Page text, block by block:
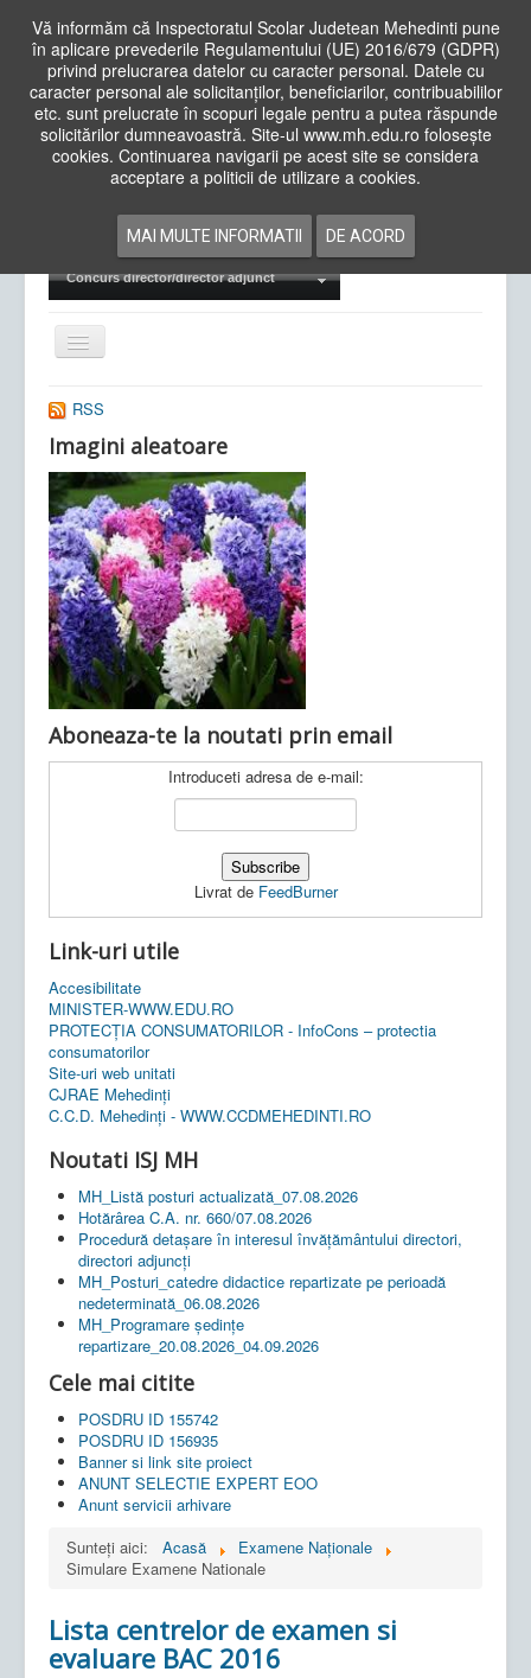
Vă informăm că Inspectoratul Scolar Judetean Mehedinti pune
în aplicare prevederile Regulamentului (UE) 2016/679 (GDPR)
privind prelucrarea datelor cu caracter personal. Datele cu
caracter personal ale solicitanților, beneficiarilor, contribuabililor
etc. sunt prelucrate în scopuri legale pentru a putea răspunde
solicitărilor dumneavoastră. Site-ul www.mh.edu.ro folosește
cookies. Continuarea navigarii pe acest site se considera
acceptare a politicii de utilizare a cookies.
MAI MULTE INFORMATII DE ACORD
Cauta
in
siteAcasa Cadre Didactice
Examene Naționale
Concurs director/director adjunct
Comută
navigarea
Ultimele articole: Vi, 04.11.2022 -
Județean Mehedinți
RSS
Imagini aleatoare
Aboneaza-te la noutati prin email
Introduceti adresa de e-mail:
Livrat de FeedBurner
Link-uri utile
Accesibilitate
MINISTER-WWW.EDU.RO
PROTECȚIA CONSUMATORILOR - InfoCons – protectia
consumatorilor
Site-uri web unitati
CJRAE Mehedinți
C.C.D. Mehedinţi - WWW.CCDMEHEDINTI.RO
Noutati ISJ MH
MH_Listă posturi actualizată_07.08.2026
Hotărârea C.A. nr. 660/07.08.2026
Procedură detașare în interesul învățământului directori,
directori adjuncți
MH_Posturi_catedre didactice repartizate pe perioadă
nedeterminată_06.08.2026
MH_Programare ședințe
repartizare_20.08.2026_04.09.2026
Cele mai citite
POSDRU ID 155742
POSDRU ID 156935
Banner si link site proiect
ANUNT SELECTIE EXPERT EOO
Anunt servicii arhivare
Sunteți aici:
Acasă
Examene Naționale
Simulare Examene Nationale
Lista centrelor de examen si
evaluare BAC 2016